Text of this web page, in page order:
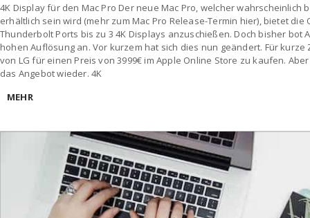
4K Display für den Mac Pro Der neue Mac Pro, welcher wahrscheinlich
erhältlich sein wird (mehr zum Mac Pro Release-Termin hier), bietet die
Thunderbolt Ports bis zu 3 4K Displays anzuschießen. Doch bisher bot
hohen Auflösung an. Vor kurzem hat sich dies nun geändert. Für kurze
von LG für einen Preis von 3999€ im Apple Online Store zu kaufen.
das Angebot wieder. 4K
MEHR